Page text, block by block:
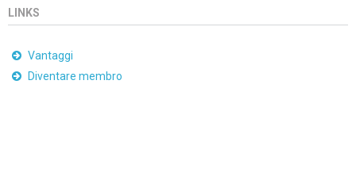
LINKS
Vantaggi
Diventare membro